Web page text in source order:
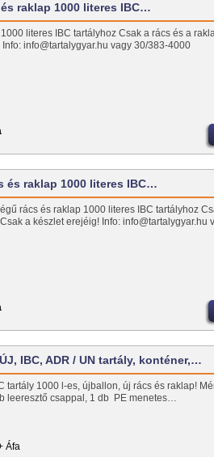
raklap 1000 literes IBC…
literes IBC tartályhoz Csak a rács és a
info@tartalygyar.hu vagy 30/383-4000
és raklap 1000 literes IBC…
rács és raklap 1000 literes IBC tartályhoz
a készlet erejéig! Info: info@tartalygyar.hu
IBC, ADR / UN tartály, konténer,…
tartály 1000 l-es, újballon, új rács és raklap!
leeresztő csappal, 1 db PE menetes…
Áfa